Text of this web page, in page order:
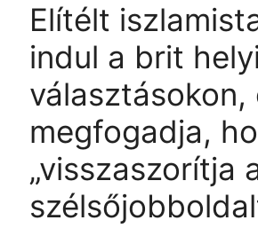
Elítélt
indul a brit
választásokon,
megfogadja,
„visszaszorítja